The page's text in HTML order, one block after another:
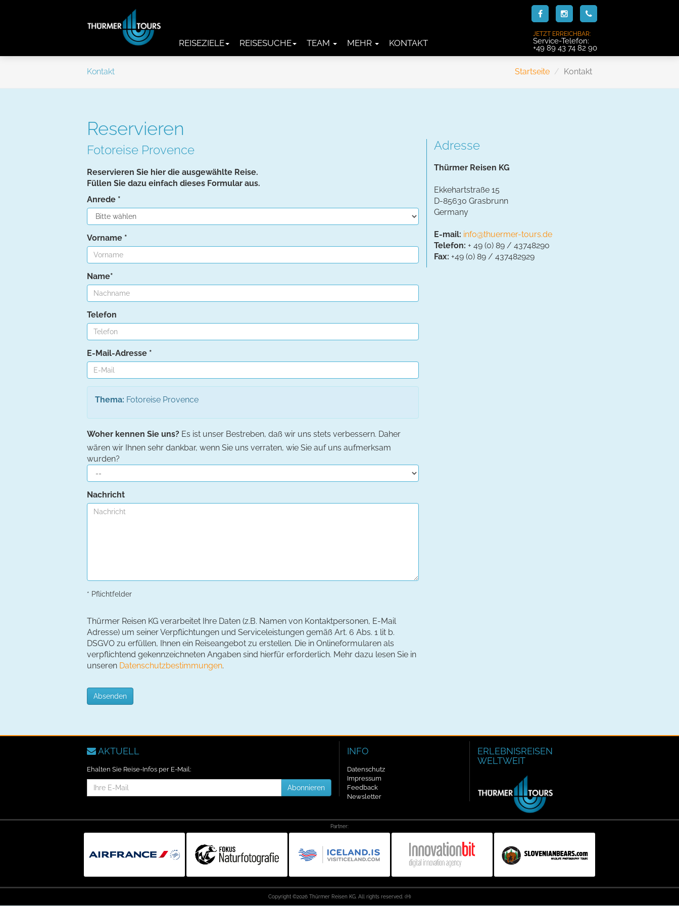
JETZT ERREICHBAR:
Service-Telefon:
+49 89 43 74 82 90
REISEZIELE REISESUCHE TEAM MEHR KONTAKT
Kontakt Startseite Kontakt
Reservieren
Fotoreise Provence
Reservieren Sie hier die ausgewählte Reise.
Füllen Sie dazu einfach dieses Formular aus.
Anrede *
Vorname *
Name*
Telefon
E-Mail-Adresse *
Thema: Fotoreise Provence
Woher kennen Sie uns? Es ist unser Bestreben, daß wir uns stets verbessern. Daher
wären wir Ihnen sehr dankbar, wenn Sie uns verraten, wie Sie auf uns aufmerksam
wurden?
Nachricht
* Pflichtfelder
Thürmer Reisen KG verarbeitet Ihre Daten (z.B. Namen von Kontaktpersonen, E-Mail
Adresse) um seiner Verpflichtungen und Serviceleistungen gemäß Art. 6 Abs. 1 lit b.
DSGVO zu erfüllen, Ihnen ein Reiseangebot zu erstellen. Die in Onlineformularen als
verpflichtend gekennzeichneten Angaben sind hierfür erforderlich. Mehr dazu lesen Sie in
unseren Datenschutzbestimmungen.
Absenden
Adresse
Thürmer Reisen KG
Ekkehartstraße 15
D-85630 Grasbrunn
Germany
E-mail: info@thuermer-tours.de
Telefon: + 49 (0) 89 / 43748290
Fax: +49 (0) 89 / 437482929
AKTUELL
Ehalten Sie Reise-Infos per E-Mail:
Mail-
Abonnieren
INFO
Datenschutz
Impressum
Feedback
Newsletter
ERLEBNISREISEN
WELTWEIT
Partner:
Copyright ©2026 Thürmer Reisen KG. All rights reserved. (H)